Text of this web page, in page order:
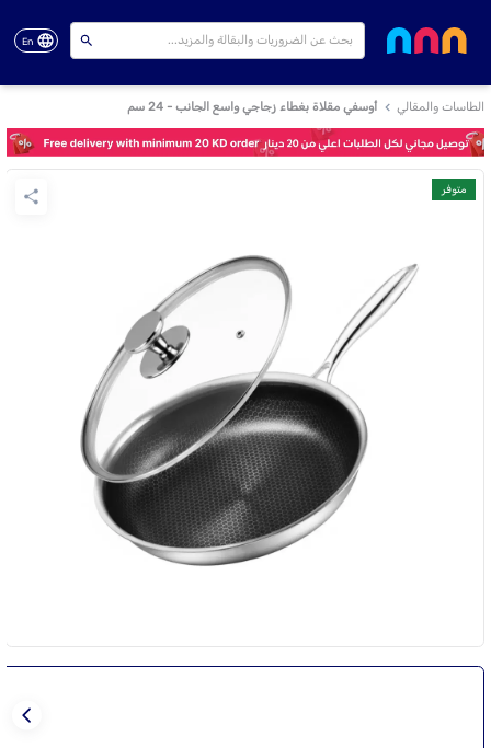
En
الطاسات والمقالي أوسفي مقلاة بغطاء زجاجي واسع الجانب - 24 سم
متوفر